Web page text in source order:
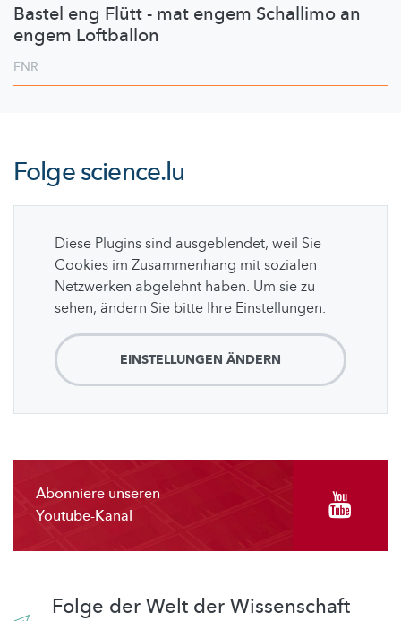
Bastel eng Flütt - mat engem Schallimo an
engem Loftballon
FNR
Folgescience.lu
Diese Plugins sind ausgeblendet, weil Sie
Cookies im Zusammenhang mit sozialen
Netzwerken abgelehnt haben. Um sie zu
sehen, ändern Sie bitte Ihre Einstellungen.
EINSTELLUNGEN ÄNDERN
Abonniere unseren
Youtube-Kanal
Folge der Welt der Wissenschaft